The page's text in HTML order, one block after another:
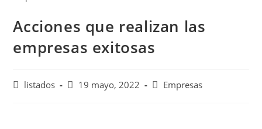
Acciones que realizan las
empresas exitosas
listados 19 mayo, 2022 Empresas